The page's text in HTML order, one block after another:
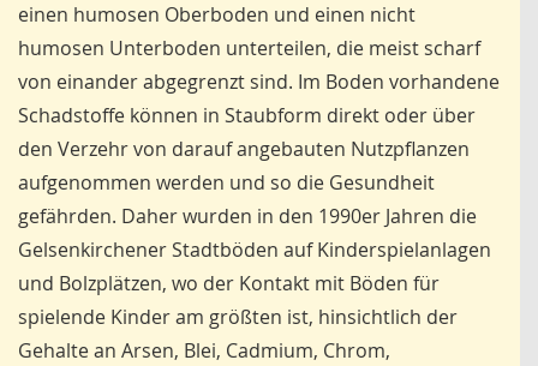
einen humosen Oberboden und einen nicht
humosen Unterboden unterteilen, die meist scharf
von einander abgegrenzt sind. Im Boden vorhandene
Schadstoffe können in Staubform direkt oder über
den Verzehr von darauf angebauten Nutzpflanzen
aufgenommen werden und so die Gesundheit
gefährden. Daher wurden in den 1990er Jahren die
Gelsenkirchener Stadtböden auf Kinderspielanlagen
und Bolzplätzen, wo der Kontakt mit Böden für
spielende Kinder am größten ist, hinsichtlich der
Gehalte an Arsen, Blei, Cadmium, Chrom,